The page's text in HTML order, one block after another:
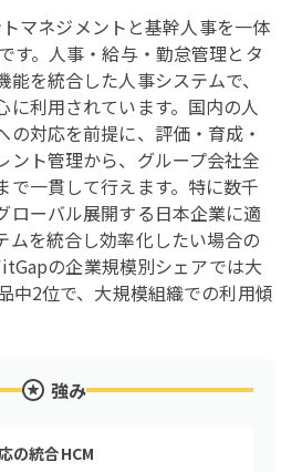
マネジメントと基幹人事を一体
す。人事・給与・勤怠管理とタ
を統合した人事システムで、
に利用されています。国内の人
の対応を前提に、評価・育成・
ント管理から、グループ会社全
で一貫して行えます。特に数千
ローバル展開する日本企業に適
ムを統合し効率化したい場合の
の企業規模別シェアでは大
中2位で、大規模組織での利用傾
強み
の統合HCM